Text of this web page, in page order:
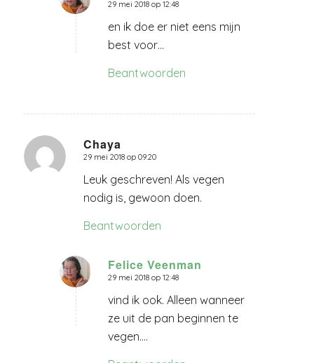
zegt:
29 mei 2018 op 12:48
en ik doe er niet eens mijn
best voor…
Beantwoorden
Chaya
zegt:
29 mei 2018 op 09:20
Leuk geschreven! Als vegen
nodig is, gewoon doen.
Beantwoorden
Felice Veenman
zegt:
29 mei 2018 op 12:48
vind ik ook. Alleen wanneer
ze uit de pan beginnen te
vegen….